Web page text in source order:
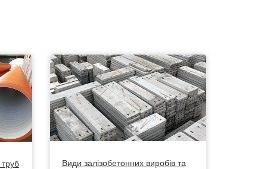
труб
Види залізобетонних виробів та